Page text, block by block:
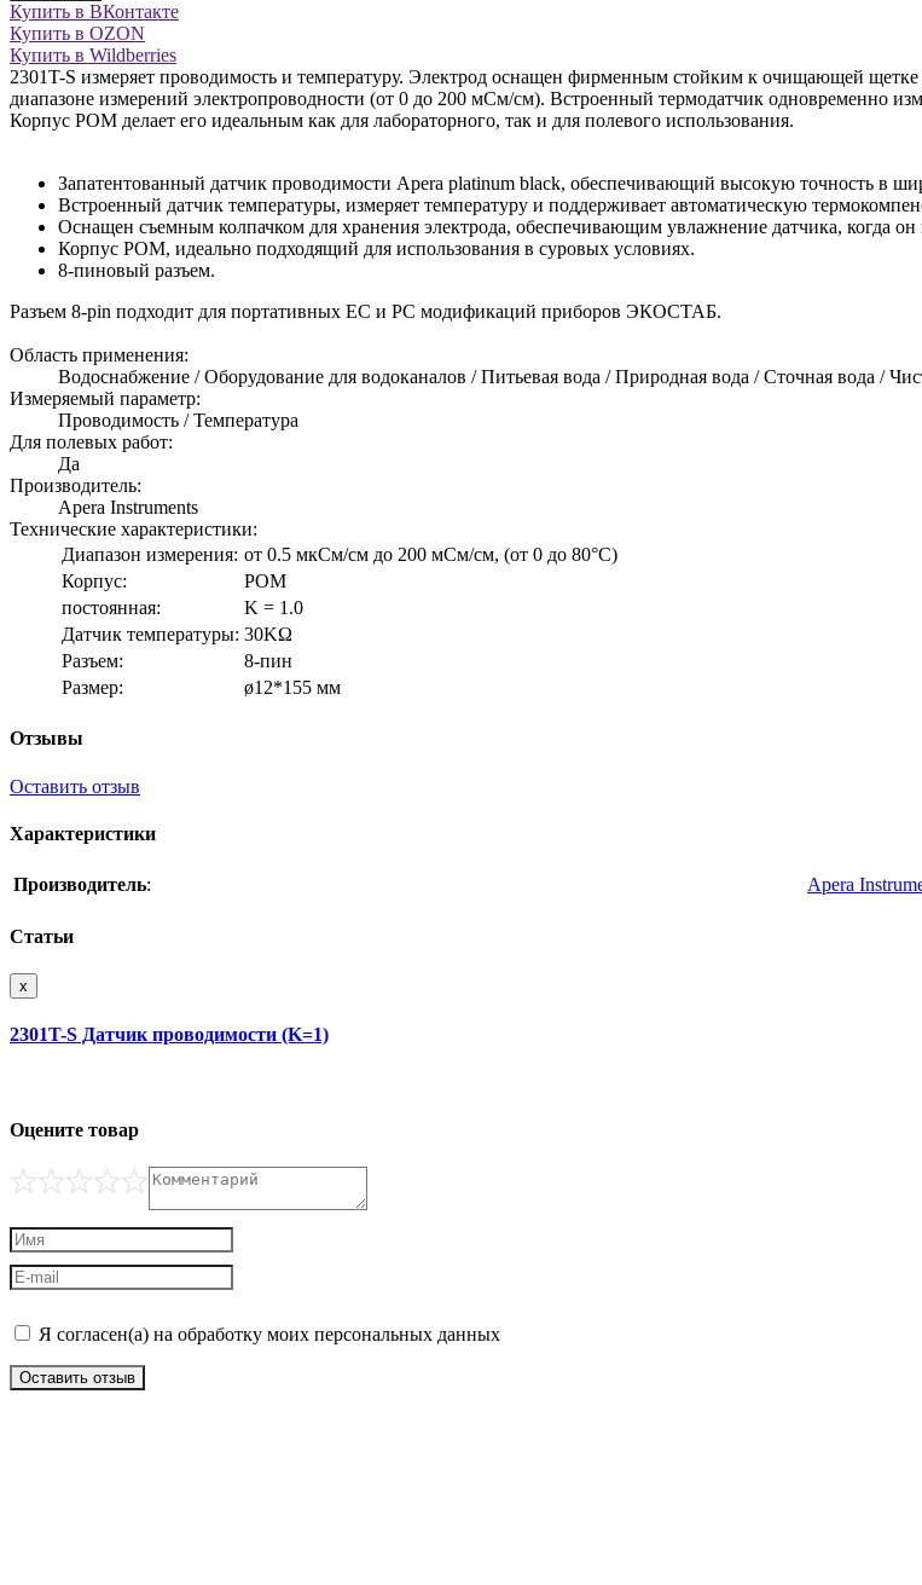
Купить в ВКонтакте
Купить в OZON
Купить в Wildberries
2301T-S измеряет проводимость и температуру. Электрод оснащен фирменным стойким к очищающей
диапазоне измерений электропроводности (от 0 до 200 мСм/см). Встроенный термодатчик одновременно
Корпус POM делает его идеальным как для лабораторного, так и для полевого использования.
Запатентованный датчик проводимости Apera platinum black, обеспечивающий высокую точность в
Встроенный датчик температуры, измеряет температуру и поддерживает автоматическую
Оснащен съемным колпачком для хранения электрода, обеспечивающим увлажнение датчика, когда он
Корпус POM, идеально подходящий для использования в суровых условиях.
8-пиновый разъем.
Разъем 8-pin подходит для портативных EC и PC модификаций приборов ЭКОСТАБ.
Область применения:
Водоснабжение / Оборудование для водоканалов / Питьевая вода / Природная вода / Сточная вода /
Измеряемый параметр:
Проводимость / Температура
Для полевых работ:
Да
Производитель:
Apera Instruments
Технические характеристики:
Диапазон измерения: от 0.5 мкСм/см до 200 мСм/см, (от 0 до 80°C)
Корпус:
POM
постоянная:
K = 1.0
Датчик температуры: 30KΩ
Разъем:
8-пин
Размер:
ø12*155 мм
Отзывы
Оставить отзыв
Характеристики
Производитель: Apera
Статьи
x
2301T-S Датчик проводимости (K=1)
Оцените товар
Я согласен(а) на обработку моих персональных данных
Оставить отзыв